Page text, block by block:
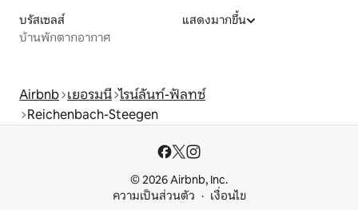
บรัสเซลส์
บ้านพักตากอากาศ
แสดงมากขึ้น
Airbnb เยอรมนี ไรน์ลันท์-ฟัลทซ์
Reichenbach-Steegen
© 2026 Airbnb, Inc.
ความเป็นส่วนตัว
เงื่อนไข